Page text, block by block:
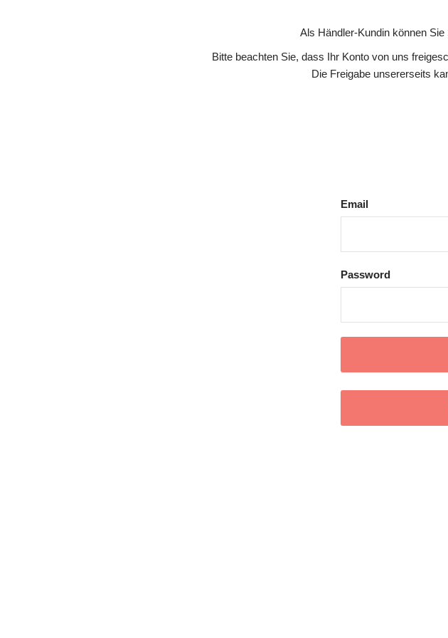
Als Händler-Kundin können
Bitte beachten Sie, dass Ihr Konto von uns
Die Freigabe unsererseits
Email
Password